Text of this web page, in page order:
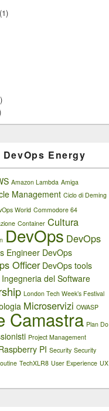
(1)
Energy
Amazon Lambda Amiga
Management Ciclo di Deming
World Commodore 64
Container Cultura
DevOps DevOps
Engineer DevOps
Officer DevOps tools
Ingegneria del Software
London Tech Week’s Festival
Microservizi OWASP
Camastra Plan Do
Project Management
PI Security Security
TechXLR8 User Experience UX